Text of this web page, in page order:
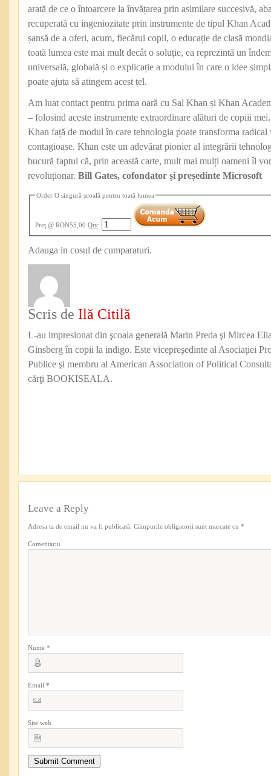
arată de ce o întoarcere la învățarea prin asimilare succesivă,
recuperată cu ingeniozitate prin instrumente de tipul Khan
șansă de a oferi, acum, fiecărui copil, o educație de clasă
toată lumea este mai mult decât o soluție, ea reprezintă un
universală, globală și o explicație a modului în care o idee
poate ajuta să atingem acest țel.
Am luat contact pentru prima oară cu Sal Khan și Khan
– folosind aceste instrumente extraordinare alături de copiii
Khan față de modul în care tehnologia poate transforma
contagioase. Khan este un adevărat pionier al integrării
bucură faptul că, prin această carte, mult mai mulți oameni îl
revoluționar. Bill Gates, cofondator și președinte Microsoft
Order O singură școală pentru toată lumea
Preţ @ RON55,00 Qty:
Adauga in cosul de cumparaturi.
Scris de Ilă Citilă
L-au impresionat din şcoala generală Marin Preda şi Mircea
Ginsberg în copii la indigo. Este vicepreşedinte al Asociaţiei
Publice şi membru al American Association of Political
cărţi BOOKISEALA.
Leave a Reply
Adresa ta de email nu va fi publicată. Câmpurile obligatorii sunt marcate cu *
Comentariu
Nume *
Email *
Site web